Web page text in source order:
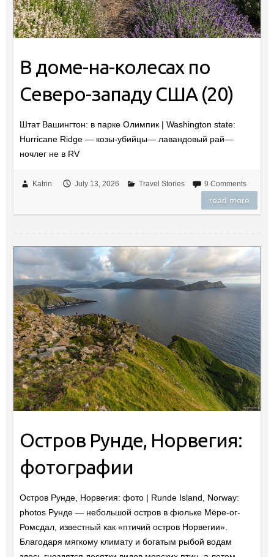
В доме-на-колесах по
Северо-западу США (20)
Штат Вашингтон: в парке Олимпик | Washington state:
Hurricane Ridge — козы-убийцы— лавандовый рай—
ночлег не в RV
Katrin July 13, 2026 Travel Stories 9 Comments
read more
Остров Рунде, Норвегия:
фотографии
Остров Рунде, Норвегия: фото | Runde Island, Norway:
photos Рунде — небольшой остров в фюльке Мёре-ог-
Ромсдал, известный как «птичий остров Норвегии».
Благодаря мягкому климату и богатым рыбой водам